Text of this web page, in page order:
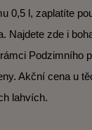
0,5 l, zaplatíte
Najdete zde i
Podzimního
Akční cena u
lahvích.